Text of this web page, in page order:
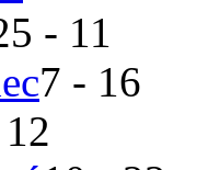
- 11
7 - 16